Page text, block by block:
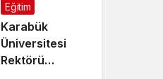
Eğitim
Karabük
Üniversitesi
Rektörü